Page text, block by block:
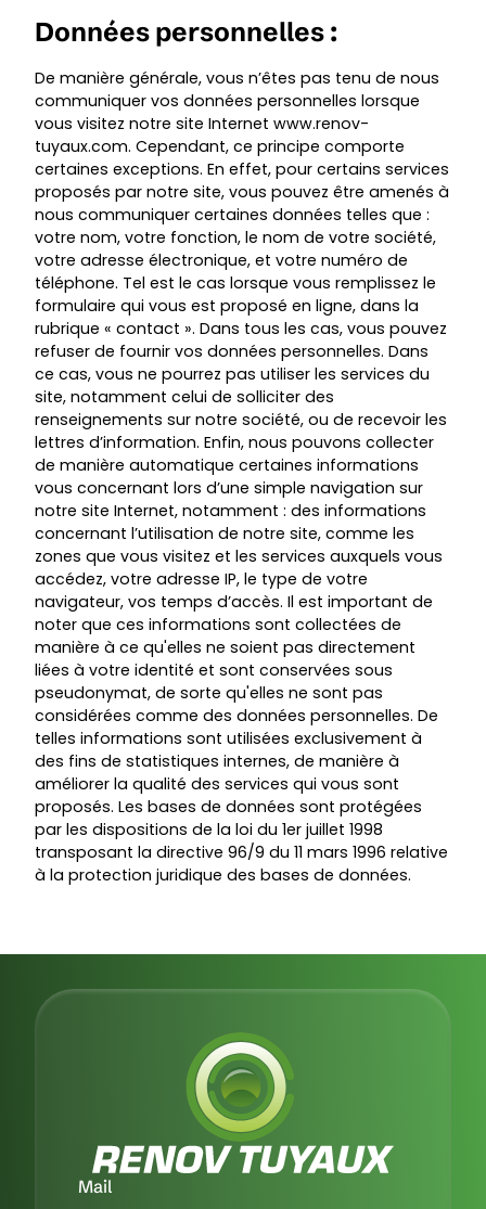
Données personnelles :
De manière générale, vous n’êtes pas tenu de nous
communiquer vos données personnelles lorsque
vous visitez notre site Internet www.renov-
tuyaux.com. Cependant, ce principe comporte
certaines exceptions. En effet, pour certains services
proposés par notre site, vous pouvez être amenés à
nous communiquer certaines données telles que :
votre nom, votre fonction, le nom de votre société,
votre adresse électronique, et votre numéro de
téléphone. Tel est le cas lorsque vous remplissez le
formulaire qui vous est proposé en ligne, dans la
rubrique « contact ». Dans tous les cas, vous pouvez
refuser de fournir vos données personnelles. Dans
ce cas, vous ne pourrez pas utiliser les services du
site, notamment celui de solliciter des
renseignements sur notre société, ou de recevoir les
lettres d’information. Enfin, nous pouvons collecter
de manière automatique certaines informations
vous concernant lors d’une simple navigation sur
notre site Internet, notamment : des informations
concernant l’utilisation de notre site, comme les
zones que vous visitez et les services auxquels vous
accédez, votre adresse IP, le type de votre
navigateur, vos temps d’accès. Il est important de
noter que ces informations sont collectées de
manière à ce qu'elles ne soient pas directement
liées à votre identité et sont conservées sous
pseudonymat, de sorte qu'elles ne sont pas
considérées comme des données personnelles. De
telles informations sont utilisées exclusivement à
des fins de statistiques internes, de manière à
améliorer la qualité des services qui vous sont
proposés. Les bases de données sont protégées
par les dispositions de la loi du 1er juillet 1998
transposant la directive 96/9 du 11 mars 1996 relative
à la protection juridique des bases de données.
Mail